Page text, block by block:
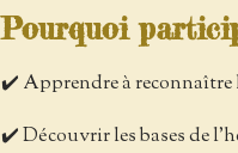
Pourquoi
✔️ Apprendre à
✔️ Découvrir les bases de